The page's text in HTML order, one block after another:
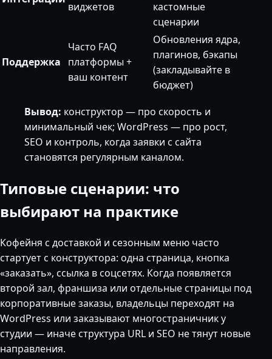
виджетов
кастомные
сценарии
Поддержка
Часто FAQ
платформы +
ваш контент
Обновления ядра,
плагинов, бэкапы
(закладывайте в
бюджет)
Вывод: конструктор — про скорость и
минимальный чек; WordPress — про рост,
SEO и контроль, когда заявки с сайта
становятся регулярным каналом.
Типовые сценарии: что
выбирают на практике
Кофейня с доставкой и сезонным меню часто
стартует с конструктора: одна страница, кнопка
«заказать», ссылка в соцсетях. Когда появляется
второй зал, франшиза или отдельные страницы под
корпоративные заказы, владельцы переходят на
WordPress или заказывают многостраничник у
студии — иначе структура URL и SEO не тянут новые
направления.